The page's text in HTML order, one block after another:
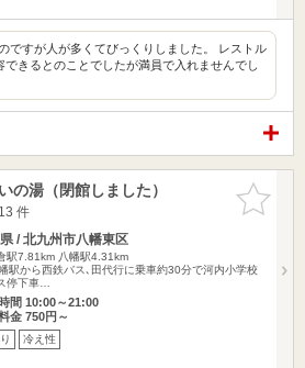
ですが人が多くてびっくりしました。 レストル
できるとのことでしたが満員で入れませんでし
お気に入
りに追加
の湯（閉館しました）
件
/ 北九州市八幡東区
駅7.81km 八幡駅4.31km
駅から西鉄バス､田代行に乗車約30分で河内小学校
停下車…
間 10:00～21:00
金 750円～
冷え性